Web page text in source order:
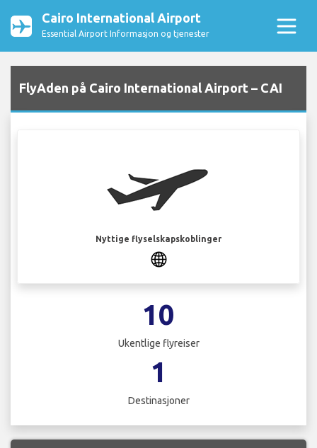
Cairo International Airport
Essential Airport Informasjon og tjenester
FlyAden på Cairo International Airport – CAI
Nyttige flyselskapskoblinger
10
Ukentlige flyreiser
1
Destinasjoner